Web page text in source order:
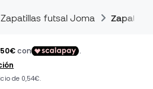
Zapatillas futsal Joma